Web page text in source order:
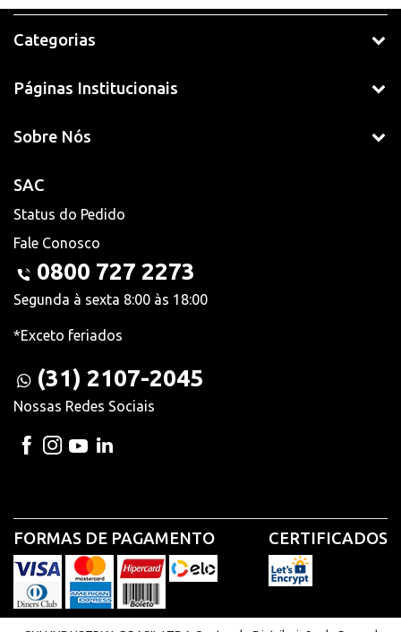
Categorias
Páginas Institucionais
Sobre Nós
SAC
Status do Pedido
Fale Conosco
0800 727 2273
Segunda à sexta 8:00 às 18:00
*Exceto feriados
(31) 2107-2045
Nossas Redes Sociais
FORMAS DE PAGAMENTO CERTIFICADOS